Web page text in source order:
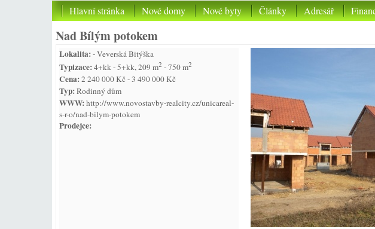
Hlavní stránka Nové domy Nové byty Články Adresář
Nad Bílým potokem
Lokalita:- Veverská Bitýška
Typizace:4+kk - 5+kk, 209 m2 - 750 m2
Cena:2 240 000 Kč - 3 490 000 Kč
Typ:Rodinný dům
WWW:http://www.novostavby-realcity.cz/unicareal-
s-r-o/nad-bilym-potokem
Prodejce: